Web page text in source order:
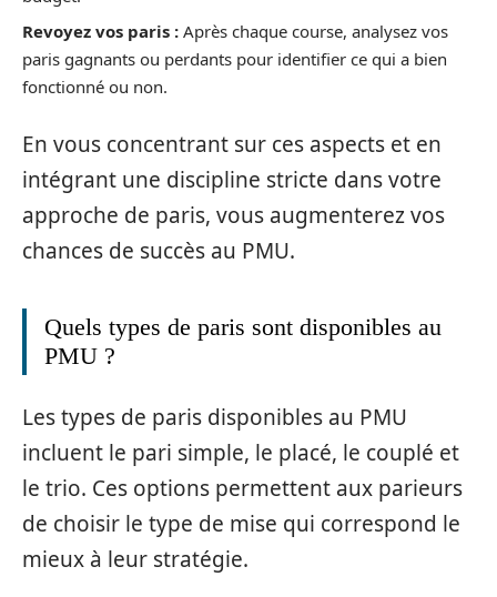
Revoyez vos paris : Après chaque course, analysez vos
paris gagnants ou perdants pour identifier ce qui a bien
fonctionné ou non.
En vous concentrant sur ces aspects et en
intégrant une discipline stricte dans votre
approche de paris, vous augmenterez vos
chances de succès au PMU.
Quels types de paris sont disponibles au
PMU ?
Les types de paris disponibles au PMU
incluent le pari simple, le placé, le couplé et
le trio. Ces options permettent aux parieurs
de choisir le type de mise qui correspond le
mieux à leur stratégie.